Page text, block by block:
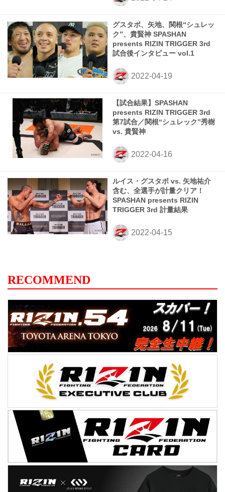
グスタボ、矢地、関根“シュレッ
ク”、貴賢神 SPASHAN
presents RIZIN TRIGGER 3rd
試合後インタビュー vol.1
【試合結果】SPASHAN
presents RIZIN TRIGGER 3rd
第7試合／関根“シュレック”秀樹
vs. 貴賢神
ルイス・グスタボ vs. 矢地祐介
含む、全選手が計量クリア！
SPASHAN presents RIZIN
TRIGGER 3rd 計量結果
RECOMMEND